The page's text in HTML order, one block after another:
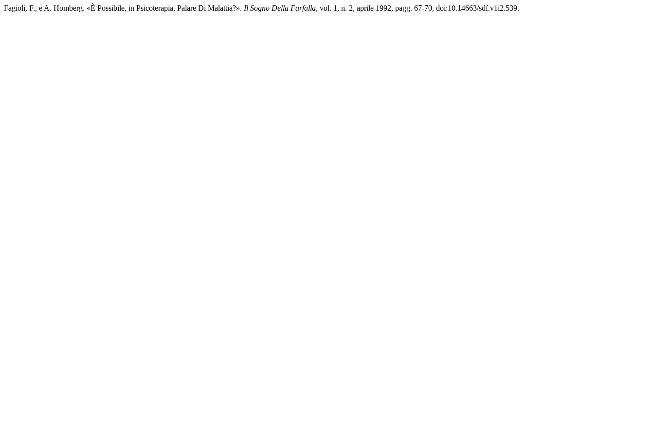
Fagioli, F., e A. Homberg. «Ѐ Possibile, in Psicoterapia, Palare Di Malattia?». Il Sogno Della Farfalla, vol. 1, n. 2, aprile 1992, pagg. 67-70, doi:10.14663/sdf.v1i2.539.